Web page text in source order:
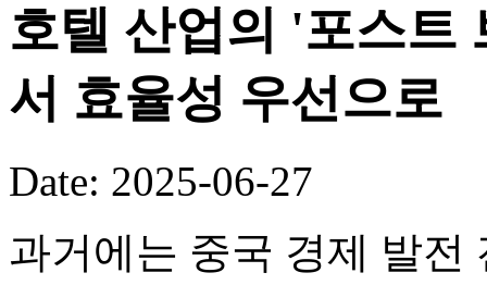
호텔 산업의 '포스트
서 효율성 우선으로
Date: 2025-06-27
과거에는 중국 경제 발전